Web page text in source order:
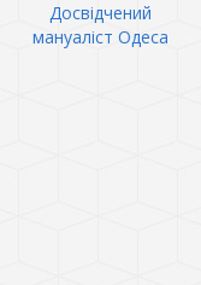
Досвідчений
мануаліст Одеса